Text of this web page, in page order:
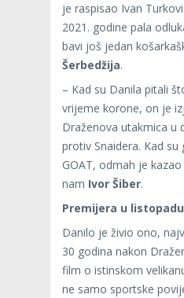
je raspisao Ivan
2021. godine pala
bavi još jedan
Šerbedžija.
– Kad su Danila pitali
vrijeme korone, on je
Draženova utakmica u
protiv Snaidera. Kad
GOAT, odmah je
nam Ivor Šiber.
Premijera u listopadu
Danilo je živio ono,
30 godina nakon
film o istinskom
ne samo sportske